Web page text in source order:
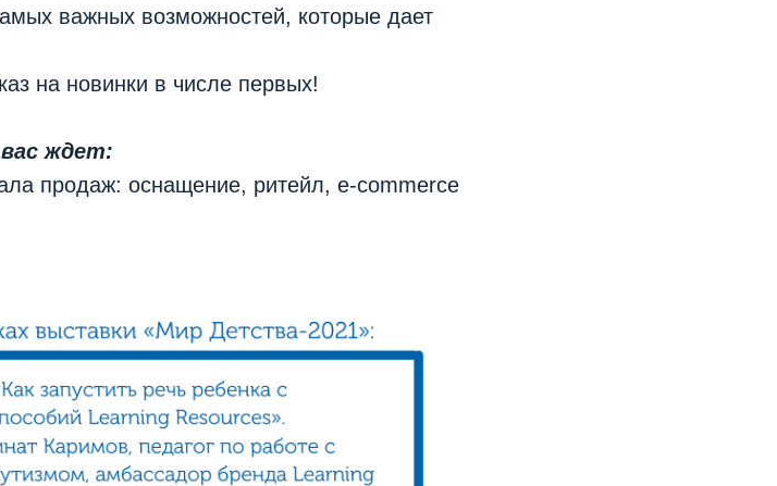
важных возможностей, которые дает
на новинки в числе первых!
ждет:
продаж: оснащение, ритейл, e-commerce